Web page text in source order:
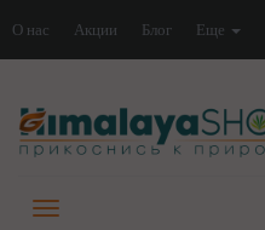
О нас Акции Блог Еще